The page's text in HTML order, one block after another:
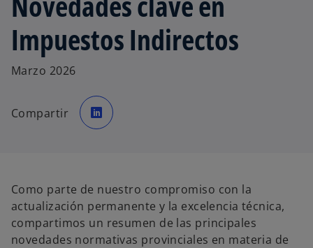
Impuestos Indirectos
Marzo 2026
Compartir e
a
p
s
a
ñ
a
Como parte de nuestro compromiso con la
actualización permanente y la excelencia técnica,
compartimos un resumen de las principales
novedades normativas provinciales en materia de